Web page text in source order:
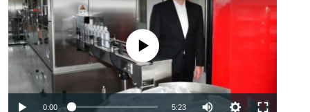
No media source currently available
0:00 5:23